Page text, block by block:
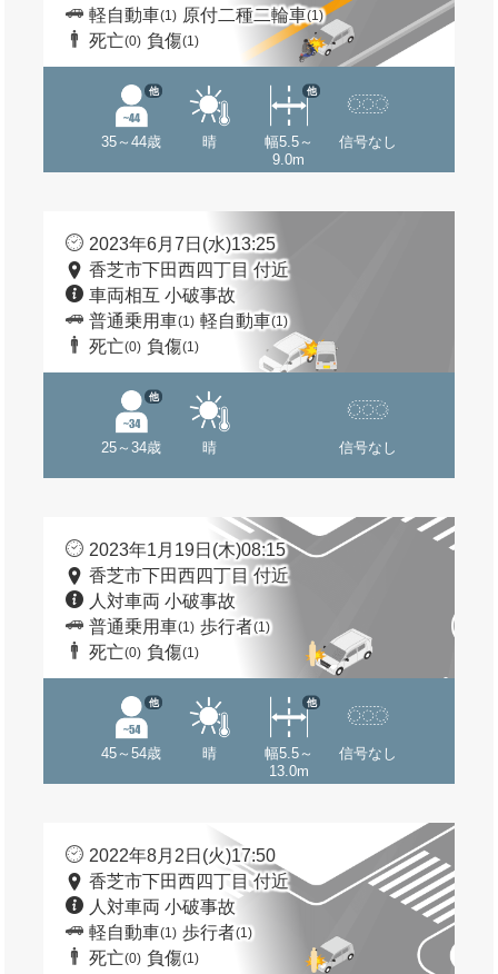
軽自動車(1) 原付二種二輪車(1)
死亡(0) 負傷(1)
35～44歳
他
晴
幅5.5～
9.0m
他
信号なし
2023年6月7日(水)13:25
香芝市下田西四丁目 付近
車両相互 小破事故
普通乗用車(1) 軽自動車(1)
死亡(0) 負傷(1)
25～34歳
他
晴 信号なし
2023年1月19日(木)08:15
香芝市下田西四丁目 付近
人対車両 小破事故
普通乗用車(1) 歩行者(1)
死亡(0) 負傷(1)
45～54歳
他
晴
幅5.5～
13.0m
他
信号なし
2022年8月2日(火)17:50
香芝市下田西四丁目 付近
人対車両 小破事故
軽自動車(1) 歩行者(1)
死亡(0) 負傷(1)